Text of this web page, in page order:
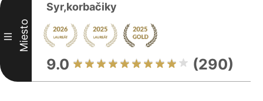
III Miesto
Syr,korbačiky
9.0 (290)